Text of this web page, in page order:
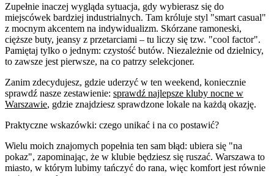
Zupełnie inaczej wygląda sytuacja, gdy wybierasz się do
miejscówek bardziej industrialnych. Tam króluje styl "smart casual"
z mocnym akcentem na indywidualizm. Skórzane ramoneski,
cięższe buty, jeansy z przetarciami – tu liczy się tzw. "cool factor".
Pamiętaj tylko o jednym: czystość butów. Niezależnie od dzielnicy,
to zawsze jest pierwsze, na co patrzy selekcjoner.
Zanim zdecydujesz, gdzie uderzyć w ten weekend, koniecznie
sprawdź nasze zestawienie: sprawdź najlepsze kluby nocne w
Warszawie, gdzie znajdziesz sprawdzone lokale na każdą okazję.
Praktyczne wskazówki: czego unikać i na co postawić?
Wielu moich znajomych popełnia ten sam błąd: ubiera się "na
pokaz", zapominając, że w klubie będziesz się ruszać. Warszawa to
miasto, w którym lubimy tańczyć do rana, więc komfort jest równie